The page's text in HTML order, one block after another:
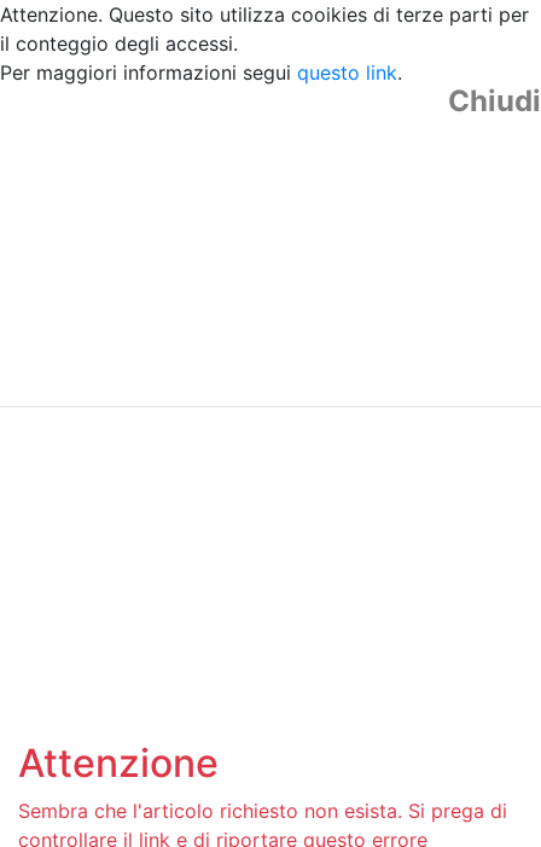
Attenzione. Questo sito utilizza cooikies di terze parti per
il conteggio degli accessi.
Per maggiori informazioni segui questo link.
Chiudi
Attenzione
Sembra che l'articolo richiesto non esista. Si prega di
controllare il link e di riportare questo errore